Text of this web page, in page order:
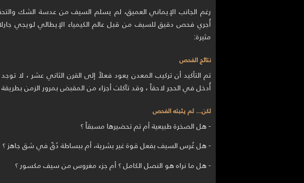
أُجري فحص دقيق للسيف من قبل عالم الكيمياء الإيطالي لويجي
مثيرة:
نتائج الفحص
تم التأكيد أن تركيب المعدن يعود فعلاً إلى القرن الثاني عشر ، لا
أُدخل في الحجر لاحقاً ، وقد تآكلت أجزاء من المقبض بمرور الزمن
لكن... لم يثبته الفحص
- هل الصخرة طبيعية أم تم تحضيرها مسبقاً ؟
- هل غُرس السيف بفعل قوة غير بشرية، أم ببساطة دُقّ في شق جاهز ؟
- هل ما نراه هو النصل الكامل ؟ أم جزء مغروس من سيف مكسور ؟